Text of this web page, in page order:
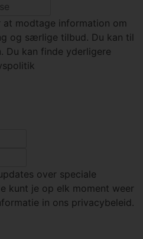
modtage information om
og særlige tilbud. Du kan til
Du kan finde yderligere
over speciale
kunt je op elk moment weer
in ons privacybeleid.